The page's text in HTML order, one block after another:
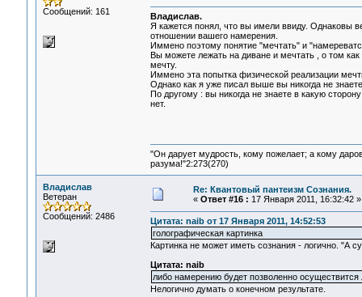
Сообщений: 161
Владислав.
Я кажется понял, что вы имели ввиду. Однаковы
отношении вашего намерения.
Иммено поэтому понятие "мечтать" и
Вы можете лежать на диване и мечтать , о том
мечту.
Иммено эта попытка физической реализации
Однако как я уже писал выше вы никогда не
По другому : вы никогда не знаете в какую
нет.
"Он дарует мудрость, кому пожелает; а кому
разума!"2:273(270)
Владислав
Ветеран
Сообщений: 2486
Re: Квантовый пантеизм Сознания.
« Ответ #16 : 17 Января 2011, 16:32:42 »
Цитата: naib от 17 Января 2011, 14:52:53
голографическая картинка
Картинка не может иметь сознания - логично. "А
Цитата: naib
либо намерению будет позволенно осуществится
Нелогично думать о конечном результате.